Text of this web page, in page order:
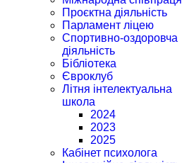
Проєктна діяльність
Парламент ліцею
Спортивно-оздоровча
діяльність
Бібліотека
Євроклуб
Літня інтелектуальна
школа
2024
2023
2025
Кабінет психолога